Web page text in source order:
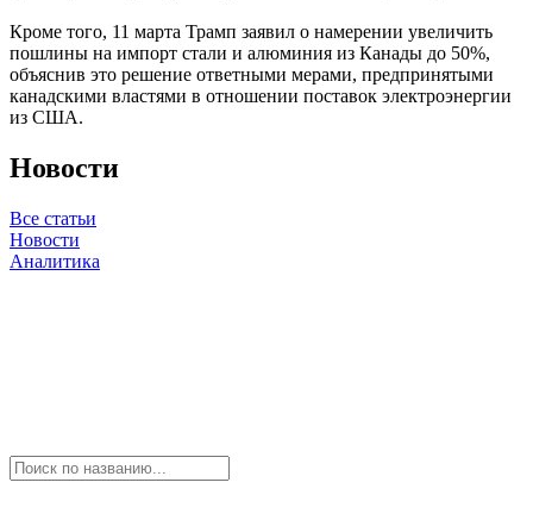
Кроме того, 11 марта Трамп заявил о намерении увеличить
пошлины на импорт стали и алюминия из Канады до 50%,
объяснив это решение ответными мерами, предпринятыми
канадскими властями в отношении поставок электроэнергии
из США.
Новости
Все статьи
Новости
Аналитика